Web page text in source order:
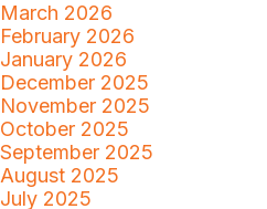
March 2026
February 2026
January 2026
December 2025
November 2025
October 2025
September 2025
August 2025
July 2025